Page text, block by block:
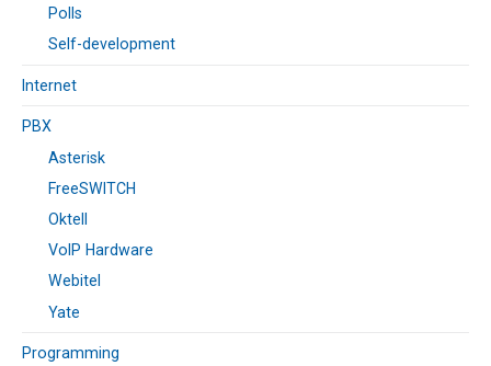
Polls
Self-development
Internet
PBX
Asterisk
FreeSWITCH
Oktell
VoIP Hardware
Webitel
Yate
Programming